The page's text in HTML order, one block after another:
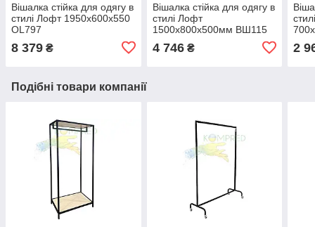
Вішалка стійка для одягу в
стилі Лофт 1950х600х550
OL797
8 379 ₴
Вішалка стійка для одягу в
стилі Лофт
1500х800х500мм ВШ115
4 746₴ 2
Подібні товари компанії